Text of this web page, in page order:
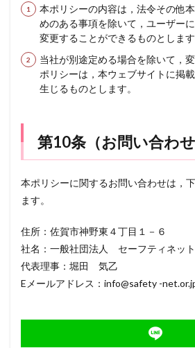
本ポリシーの内容は，法令その他
めのある事項を除いて，ユーザー
変更することができるものとします
当社が別途定める場合を除いて，
ポリシーは，本ウェブサイトに掲
生じるものとします。
第10条（お問い合わせ
本ポリシーに関するお問い合わせは，
ます。
住所：佐賀市神野東４丁目１－６
社名：一般社団法人 セーフティネット
代表理事：堀田 気乙
Eメールアドレス：info@safety -